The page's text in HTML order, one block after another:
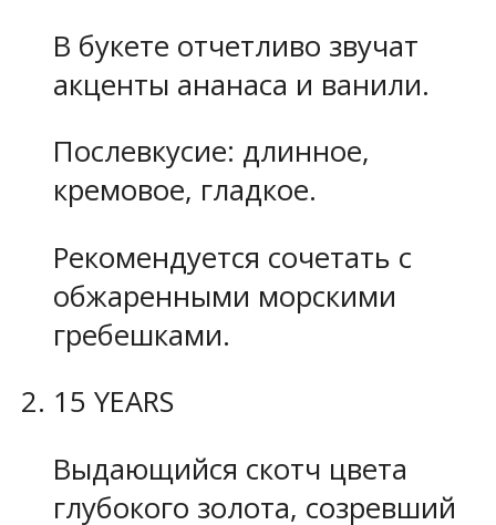
В букете отчетливо звучат
акценты ананаса и ванили.
Послевкусие: длинное,
кремовое, гладкое.
Рекомендуется сочетать с
обжаренными морскими
гребешками.
15 YEARS
Выдающийся скотч цвета
глубокого золота, созревший